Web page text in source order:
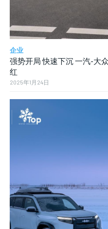
企业
强势开局 快速下沉 一汽-大
红
2025年1月24日